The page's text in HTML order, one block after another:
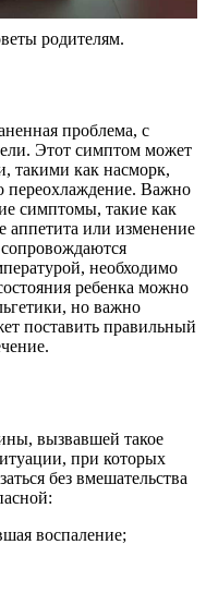
родителям.
проблема, с
Этот симптом может
такими как насморк,
переохлаждение. Важно
симптомы, такие как
или изменение
необходимо
ребенка можно
но важно
поставить правильный
вызвавшей такое
при которых
без вмешательства
воспаление;